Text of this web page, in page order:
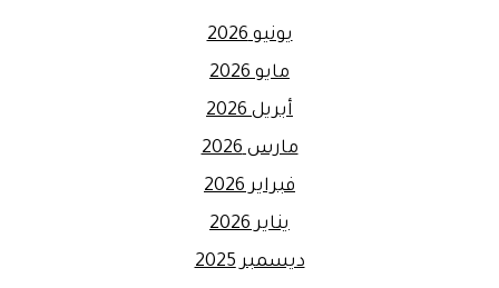
يونيو 2026
مايو 2026
أبريل 2026
مارس 2026
فبراير 2026
يناير 2026
ديسمبر 2025